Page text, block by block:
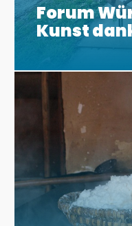
Forum
Kunst